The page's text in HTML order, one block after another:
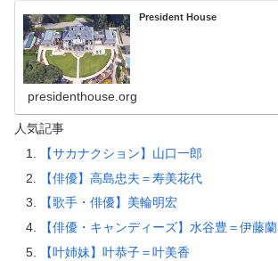
President House
presidenthouse.org
人気記事
【サカナクション】山口一郎
【俳優】高島忠夫＝寿美花代
【歌手・俳優】美輪明宏
【俳優・キャンディーズ】水谷豊＝伊藤蘭
【叶姉妹】叶恭子＝叶美香